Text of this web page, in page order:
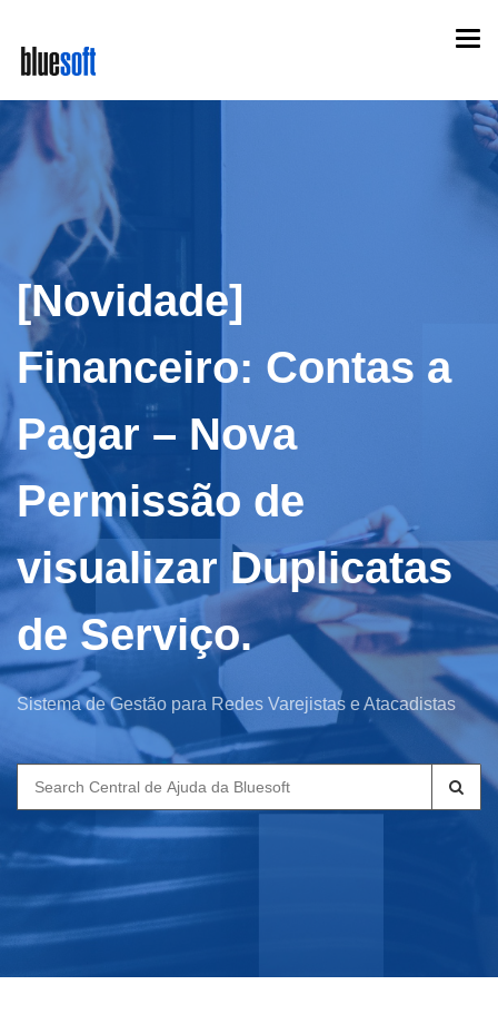
main
content
[Novidade]
Financeiro: Contas a
Pagar – Nova
Permissão de
visualizar Duplicatas
de Serviço.
Sistema de Gestão para Redes Varejistas e Atacadistas
Search
for: